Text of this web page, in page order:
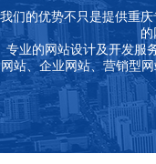
我们的优势不只是提供重
专业的网站设计及开发服
网站、企业网站、营销型